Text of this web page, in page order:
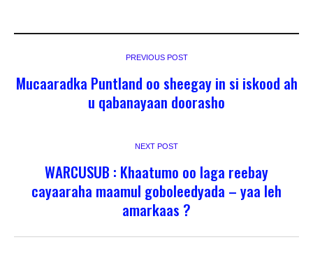
PREVIOUS POST
Mucaaradka Puntland oo sheegay in si iskood ah
u qabanayaan doorasho
NEXT POST
WARCUSUB : Khaatumo oo laga reebay
cayaaraha maamul goboleedyada – yaa leh
amarkaas ?